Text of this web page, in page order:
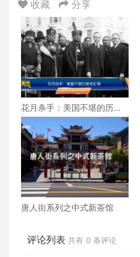
收藏 分享
花月杀手：美国不堪的历史
记忆
唐人街系列之中式新茶馆
评论列表 共有 0 条评论